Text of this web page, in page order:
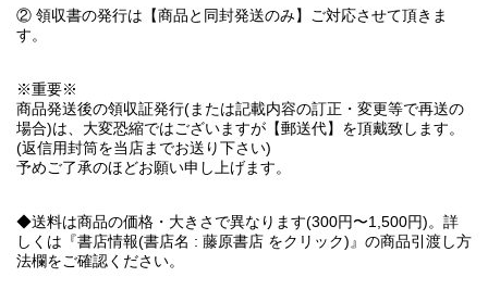
② 領収書の発行は【商品と同封発送のみ】ご対応させて頂きま
す。
※重要※
商品発送後の領収証発行(または記載内容の訂正・変更等で再送の
場合)は、大変恐縮ではございますが【郵送代】を頂戴致します。
(返信用封筒を当店までお送り下さい)
予めご了承のほどお願い申し上げます。
◆送料は商品の価格・大きさで異なります(300円〜1,500円)。詳
しくは『書店情報(書店名 : 藤原書店 をクリック)』の商品引渡し方
法欄をご確認ください。